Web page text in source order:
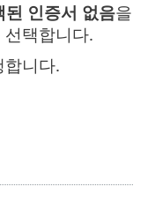
된 인증서 없음을
선택합니다.
니다.